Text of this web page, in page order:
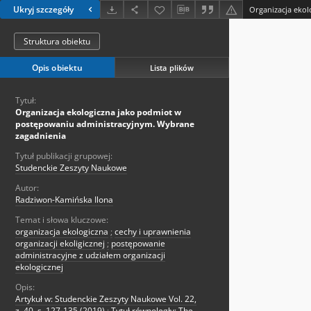
Ukryj szczegóły
Struktura obiektu
Opis obiektu Lista plików
Tytuł:
Organizacja ekologiczna jako podmiot w
postępowaniu administracyjnym. Wybrane
zagadnienia
Tytuł publikacji grupowej:
Studenckie Zeszyty Naukowe
Autor:
Radziwon-Kamińska Ilona
Temat i słowa kluczowe:
organizacja ekologiczna ; cechy i uprawnienia
organizacji ekoligicznej ; postępowanie
administracyjne z udziałem organizacji
ekologicznej
Opis:
Artykuł w: Studenckie Zeszyty Naukowe Vol. 22,